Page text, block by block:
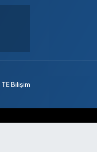
TE Bilişim